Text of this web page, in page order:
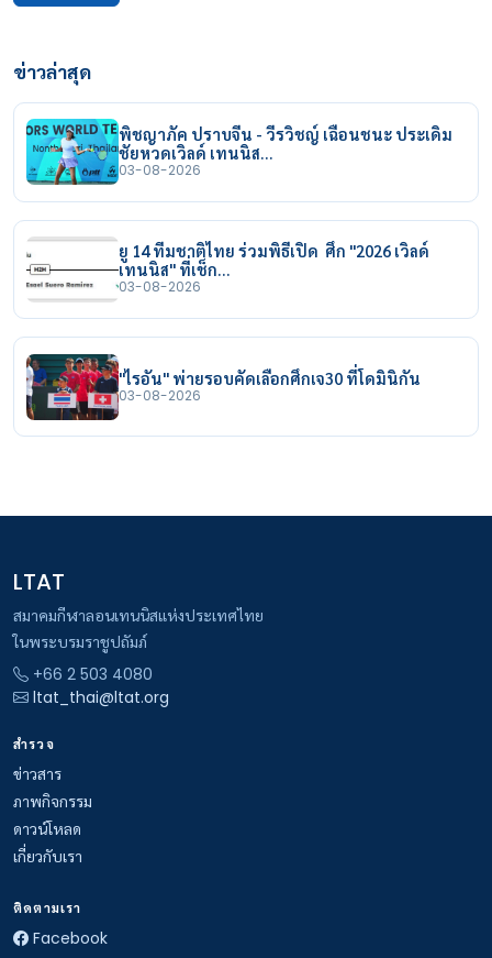
ข่าวล่าสุด
พิชญาภัค ปราบจีน - วีรวิชญ์ เฉือนชนะ ประเดิม
ชัยหวดเวิลด์ เทนนิส…
03-08-2026
ยู 14 ทีมชาติไทย ร่วมพิธีเปิด ศึก "2026 เวิลด์
เทนนิส" ที่เช็ก…
03-08-2026
"ไรอัน" พ่ายรอบคัดเลือกศึกเจ30 ที่โดมินิกัน
03-08-2026
LTAT
สมาคมกีฬาลอนเทนนิสแห่งประเทศไทย
ในพระบรมราชูปถัมภ์
+66 2 503 4080
ltat_thai@ltat.org
สำรวจ
ข่าวสาร
ภาพกิจกรรม
ดาวน์โหลด
เกี่ยวกับเรา
ติดตามเรา
Facebook